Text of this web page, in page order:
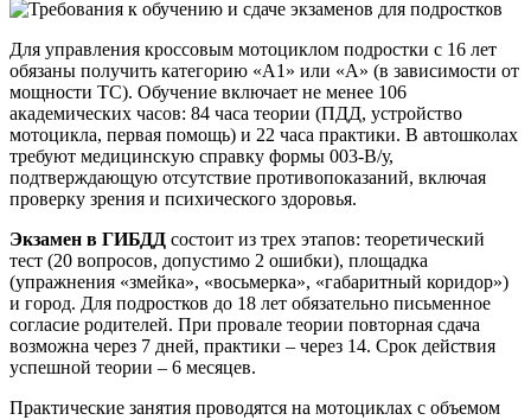
Для управления кроссовым мотоциклом подростки с 16 лет
обязаны получить категорию «A1» или «A» (в зависимости от
мощности ТС). Обучение включает не менее 106
академических часов: 84 часа теории (ПДД, устройство
мотоцикла, первая помощь) и 22 часа практики. В автошколах
требуют медицинскую справку формы 003-В/у,
подтверждающую отсутствие противопоказаний, включая
проверку зрения и психического здоровья.
Экзамен в ГИБДД состоит из трех этапов: теоретический
тест (20 вопросов, допустимо 2 ошибки), площадка
(упражнения «змейка», «восьмерка», «габаритный коридор»)
и город. Для подростков до 18 лет обязательно письменное
согласие родителей. При провале теории повторная сдача
возможна через 7 дней, практики – через 14. Срок действия
успешной теории – 6 месяцев.
Практические занятия проводятся на мотоциклах с объемом